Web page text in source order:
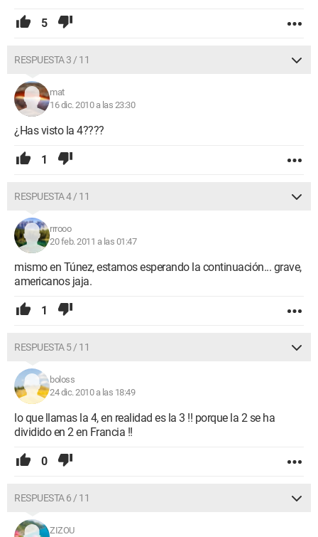
5
RESPUESTA 3 / 11
mat
16 dic. 2010 a las 23:30
¿Has visto la 4????
1
RESPUESTA 4 / 11
rrrooo
20 feb. 2011 a las 01:47
mismo en Túnez, estamos esperando la continuación... grave,
americanos jaja.
1
RESPUESTA 5 / 11
boloss
24 dic. 2010 a las 18:49
lo que llamas la 4, en realidad es la 3 !! porque la 2 se ha
dividido en 2 en Francia !!
0
RESPUESTA 6 / 11
ZIZOU